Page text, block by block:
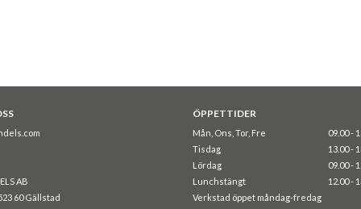
AB
60 Gällstad
ÖPPETTIDER
Mån, Ons, Tor, Fre
09.00 -
Tisdag
13.00 -
Lördag
09.00 -
Lunchstängt
12.00 -
Verkstad öppet måndag-fredag